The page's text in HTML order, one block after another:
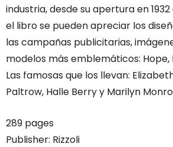
industria, desde su apertura en 1932
el libro se pueden apreciar los
las campañas publicitarias,
modelos más emblemáticos: Hope,
Las famosas que los llevan:
Paltrow, Halle Berry y Marilyn
289 pages
Publisher: Rizzoli